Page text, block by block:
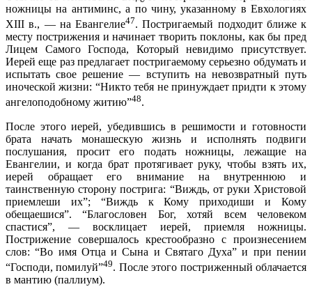
ножницы на антиминс, а по чину, указанному в Евхологиях
XIIІ в., — на Евангелие47. Постригаемый подходит ближе к
месту пострижения и начинает творить поклоны, как бы пред
Лицем Самого Господа, Который невидимо присутствует.
Иерей еще раз предлагает постригаемому серьезно обдумать и
испытать свое решение — вступить на невозвратный путь
иноческой жизни: “Никто тебя не принуждает придти к этому
ангелоподобному житию”48.
После этого иерей, убедившись в решимости и готовности
брата начать монашескую жизнь и исполнять подвиги
послушания, просит его подать ножницы, лежащие на
Евангелии, и когда брат протягивает руку, чтобы взять их,
иерей обращает его внимание на внутреннюю и
таинственную сторону пострига: “Виждь, от руки Христовой
приемлеши их”; “Виждь к Кому приходиши и Кому
обещаешися”. “Благословен Бог, хотяй всем человеком
спастися”, — восклицает иерей, приемля ножницы.
Пострижение совершалось крестообразно с произнесением
слов: “Во имя Отца и Сына и Святаго Духа” и при пении
“Господи, помилуй”49. После этого постриженный облачается
в мантию (паллиум).